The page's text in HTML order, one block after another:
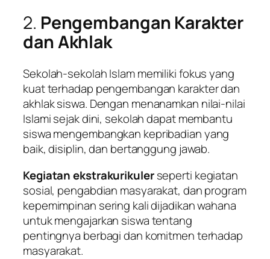
2. Pengembangan Karakter
dan Akhlak
Sekolah-sekolah Islam memiliki fokus yang
kuat terhadap pengembangan karakter dan
akhlak siswa. Dengan menanamkan nilai-nilai
Islami sejak dini, sekolah dapat membantu
siswa mengembangkan kepribadian yang
baik, disiplin, dan bertanggung jawab.
Kegiatan ekstrakurikulerseperti kegiatan
sosial, pengabdian masyarakat, dan program
kepemimpinan sering kali dijadikan wahana
untuk mengajarkan siswa tentang
pentingnya berbagi dan komitmen terhadap
masyarakat.